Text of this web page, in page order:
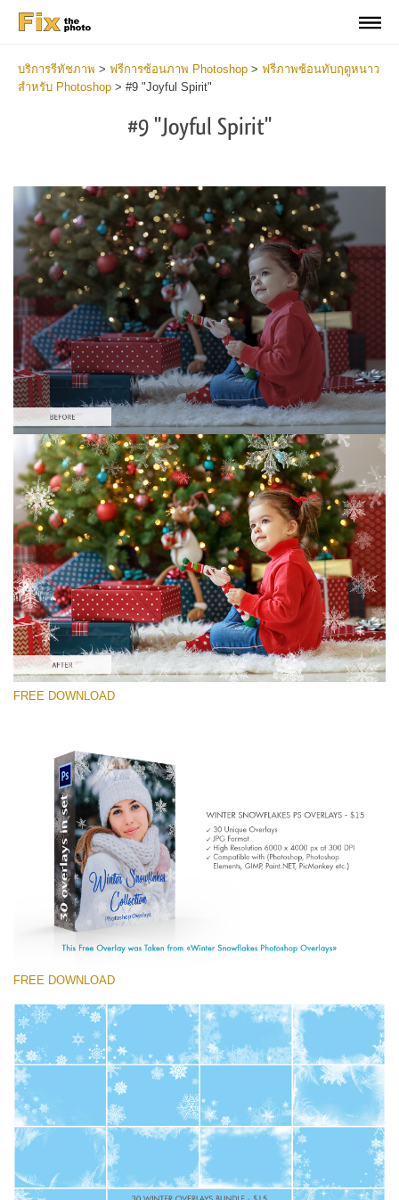
บริการรีทัชภาพ > ฟรีการซ้อนภาพ Photoshop > ฟรีภาพซ้อนทับฤดูหนาว
สำหรับ Photoshop > #9 "Joyful Spirit"
#9 "Joyful Spirit"
โปรดเลือก
Free Photoshop Overlay #9
Small 800*533px
Winter Snowflakes
(30 Overlays)
Large 6000*4000px
Large 6000*4000px
Entire Collection
(1783 Overlays)
Large 6000*4000px
ดาวน์โหลดฟรี
FREE DOWNLOAD
FREE DOWNLOAD